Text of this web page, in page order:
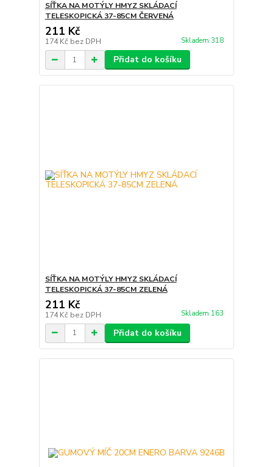
SÍŤKA NA MOTÝLY HMYZ SKLÁDACÍ
TELESKOPICKÁ 37-85CM ČERVENÁ
211 Kč
174 Kč bez DPH Skladem 318
Přidat do košíku
SÍŤKA NA MOTÝLY HMYZ SKLÁDACÍ
TELESKOPICKÁ 37-85CM ZELENÁ
211 Kč
174 Kč bez DPH Skladem 163
Přidat do košíku